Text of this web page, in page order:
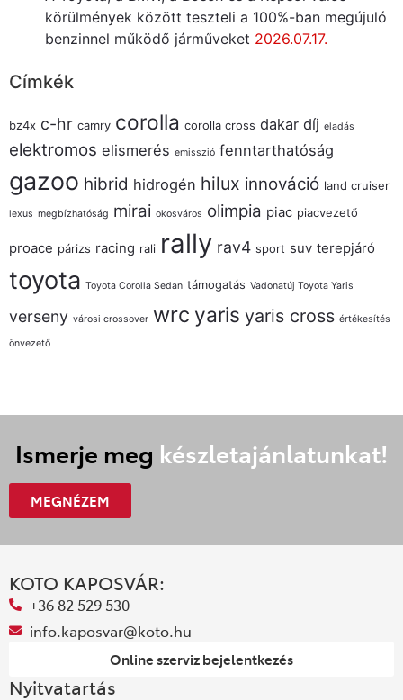
körülmények között teszteli a 100%-ban megújuló
benzinnel működő járműveket 2026.07.17.
Címkék
bz4x c-hr camry corolla corolla cross dakar díj eladás
elektromos elismerés emisszió fenntarthatóság
gazoo hibrid hidrogén hilux innováció land cruiser
lexus megbízhatóság mirai okosváros olimpia piac piacvezető
proace párizs racing rali rally rav4 sport suv terepjáró
toyota Toyota Corolla Sedan támogatás Vadonatúj Toyota Yaris
verseny városi crossover wrc yaris yaris cross értékesítés
önvezető
Ismerje meg készletajánlatunkat!
MEGNÉZEM
KOTO KAPOSVÁR:
+36 82 529 530
info.kaposvar@koto.hu
Online szerviz bejelentkezés
Nyitvatartás